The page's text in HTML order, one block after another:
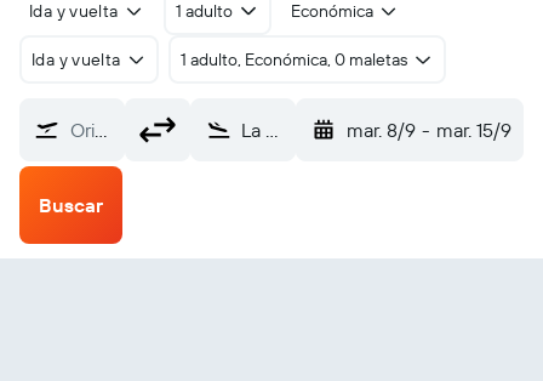
Ida y vuelta 1 adulto Económica
Ida y vuelta 1 adulto, Económica, 0 maletas
Origen La Romaine (ZGS) mar. 8/9 - mar. 15/9
Buscar